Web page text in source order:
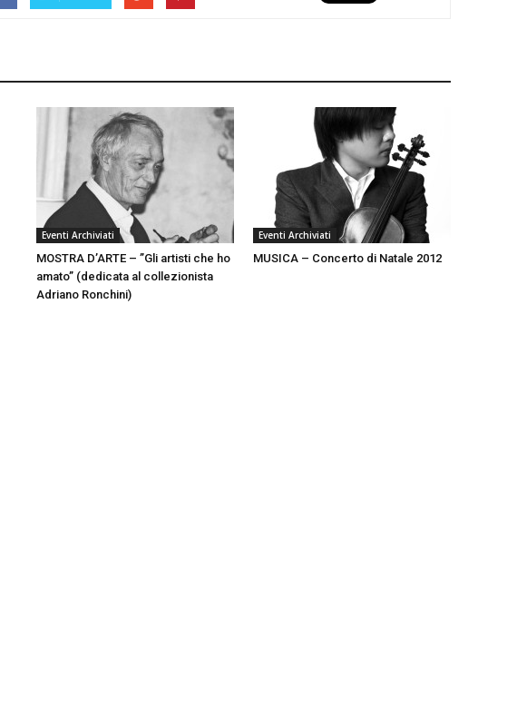
Eventi Archiviati
MOSTRA D’ARTE – ”Gli artisti che ho
amato” (dedicata al collezionista
Adriano Ronchini)
Eventi Archiviati
MUSICA – Concerto di Natale 2012